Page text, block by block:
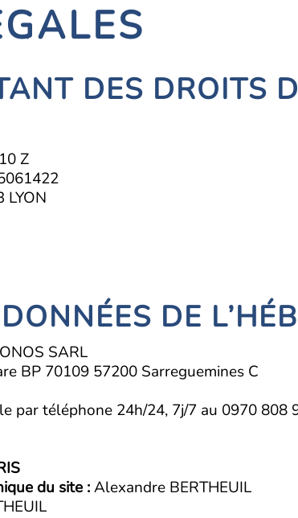
DES DROITS
Z
LYON
DE
SARL
BP 70109 57200 Sarreguemines C
par téléphone 24h/24, 7j/7 au 0970 808
du site :Alexandre BERTHEUIL